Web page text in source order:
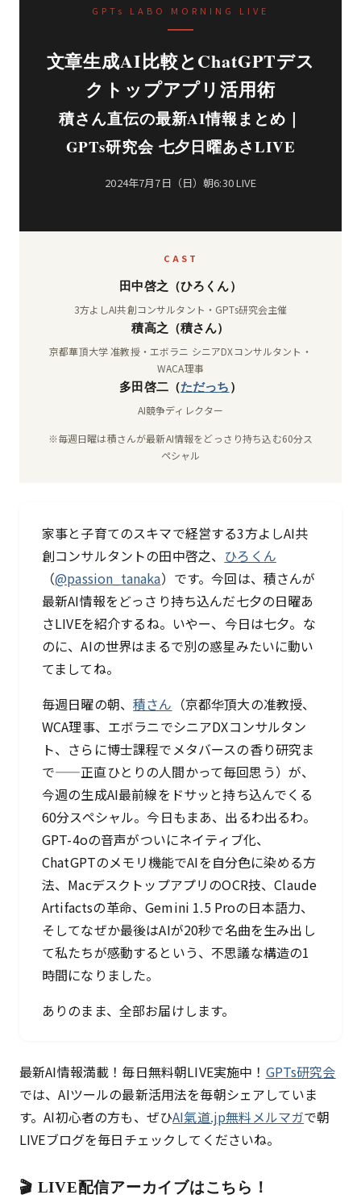
GPTs LABO MORNING LIVE
文章生成AI比較とChatGPTデス
クトップアプリ活用術
積さん直伝の最新AI情報まとめ｜
GPTs研究会 七夕日曜あさLIVE
2024年7月7日（日）朝6:30 LIVE
CAST
田中啓之（ひろくん）
3方よしAI共創コンサルタント・GPTs研究会主催
積高之（積さん）
京都華頂大学 准教授・エボラニ シニアDXコンサルタント・
WACA理事
多田啓二（ただっち ）
AI競争ディレクター
※毎週日曜は積さんが最新AI情報をどっさり持ち込む60分ス
ペシャル
家事と子育てのスキマで経営する3方よしAI共
創コンサルタントの田中啓之、 ひろくん
（@passion_tanaka）です。今回は、積さんが
最新AI情報をどっさり持ち込んだ七夕の日曜あ
さLIVEを紹介するね。いやー、今日は七夕。な
のに、AIの世界はまるで別の惑星みたいに動い
てましてね。
毎週日曜の朝、積さん （京都华頂大の准教授、
WCA理事、エボラニでシニアDXコンサルタン
ト、さらに博士課程でメタバースの香り研究ま
で——正直ひとりの人間かって毎回思う）が、
今週の生成AI最前線をドサッと持ち込んでくる
60分スペシャル。今日もまあ、出るわ出るわ。
GPT-4oの音声がついにネイティブ化、
ChatGPTのメモリ機能でAIを自分色に染める方
法、MacデスクトップアプリのOCR技、Claude
Artifactsの革命、Gemini 1.5 Proの日本語力、
そしてなぜか最後はAIが20秒で名曲を生み出し
て私たちが感動するという、不思議な構造の1
時間になりました。
ありのまま、全部お届けします。
最新AI情報満載！毎日無料朝LIVE実施中！ GPTs研究会
では、AIツールの最新活用法を毎朝シェアしていま
す。AI初心者の方も、ぜひAI氣道.jp無料メルマガで朝
LIVEブログを毎日チェックしてくださいね。
🎬 LIVE配信アーカイブはこちら！